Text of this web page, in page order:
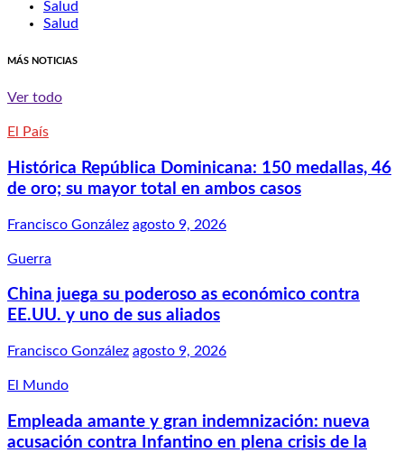
Salud
Salud
MÁS NOTICIAS
Ver todo
El País
Histórica República Dominicana: 150 medallas, 46
de oro; su mayor total en ambos casos
Francisco González agosto 9, 2026
Guerra
China juega su poderoso as económico contra
EE.UU. y uno de sus aliados
Francisco González agosto 9, 2026
El Mundo
Empleada amante y gran indemnización: nueva
acusación contra Infantino en plena crisis de la